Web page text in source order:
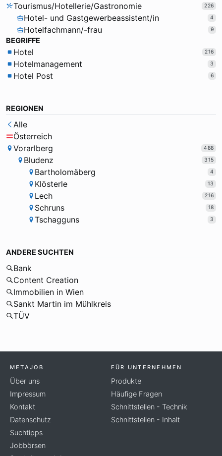
Tourismus/Hotellerie/Gastronomie
226
Hotel- und Gastgewerbeassistent/in 4
Hotelfachmann/-frau 9
BEGRIFFE
Hotel 216
Hotelmanagement 3
Hotel Post 6
REGIONEN
Alle
Österreich
Vorarlberg
488
Bludenz 315
Bartholomäberg 4
Klösterle 13
Lech 216
Schruns 18
Tschagguns 3
ANDERE SUCHTEN
Bank
Content Creation
Immobilien in Wien
Sankt Martin im Mühlkreis
TÜV
METAJOB
Über uns
Impressum
Kontakt
Datenschutz
Suchtipps
Jobbörsen
FÜR UNTERNEHMEN
Produkte
Häufige Fragen
Schnittstellen - Technik
Schnittstellen - Inhalt